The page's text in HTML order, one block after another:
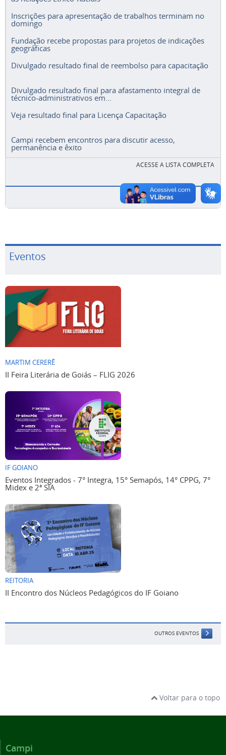
Inscrições para apresentação de trabalhos terminam no
domingo
Fundação recebe propostas para projetos de indicações
geográficas
Divulgado resultado final de reembolso para capacitação
Divulgado resultado final para afastamento integral de
técnico-administrativos em...
Veja resultado final para Licença Capacitação
Campi recebem encontros para discutir acesso,
permanência e êxito
ACESSE A LISTA COMPLETA
Eventos
MARTIM CERERÊ
II Feira Literária de Goiás – FLIG 2026
IF GOIANO
Eventos Integrados - 7° Integra, 15° Semapós, 14° CPPG, 7°
Midex e 2ª SIA
REITORIA
II Encontro dos Núcleos Pedagógicos do IF Goiano
OUTROS EVENTOS
Voltar para o topo
Campi